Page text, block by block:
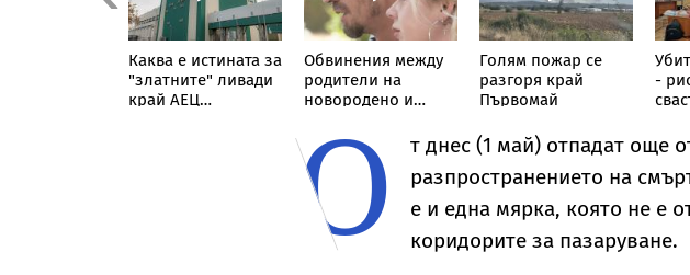
Previous
Каква е истината за
"златните" ливади
край АЕЦ
Обвинения между
родители на
новородено и
Голям пожар се
разгоря край
Първомай
-
О
т днес (1 май) отпадат още
разпространението на
е и една мярка, която не е
коридорите за пазаруване.